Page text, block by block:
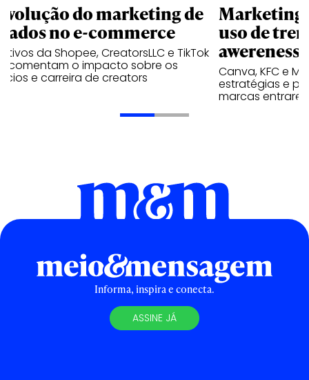
do marketing de
no e-commerce
da Shopee, CreatorsLLC e TikTok
comentam o impacto sobre os
e carreira de creators
Marketing
uso de
awereness
Canva, KFC e
estratégias e
marcas
Informa, inspira e conecta.
ASSINE JÁ